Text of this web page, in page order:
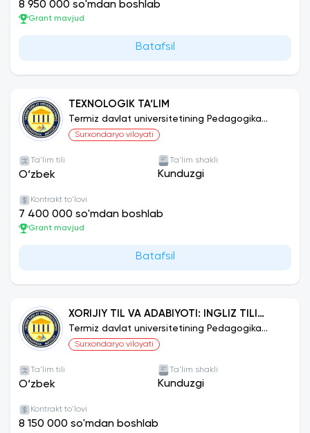
8 950 000 so'mdan boshlab
Grant mavjud
Batafsil
TEXNOLOGIK TA‘LIM
Termiz davlat universitetining Pedagogika
instituti
Surxondaryo viloyati
Ta'lim tili
O‘zbek
Ta'lim shakli
Kunduzgi
Kontrakt to'lovi
7 400 000 so'mdan boshlab
Grant mavjud
Batafsil
XORIJIY TIL VA ADABIYOTI: INGLIZ TILI
(BAKALAVR)
Termiz davlat universitetining Pedagogika
instituti
Surxondaryo viloyati
Ta'lim tili
O‘zbek
Ta'lim shakli
Kunduzgi
Kontrakt to'lovi
8 150 000 so'mdan boshlab